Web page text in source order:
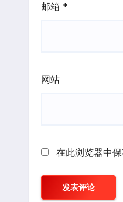
邮箱 *
网站
在此浏览器中